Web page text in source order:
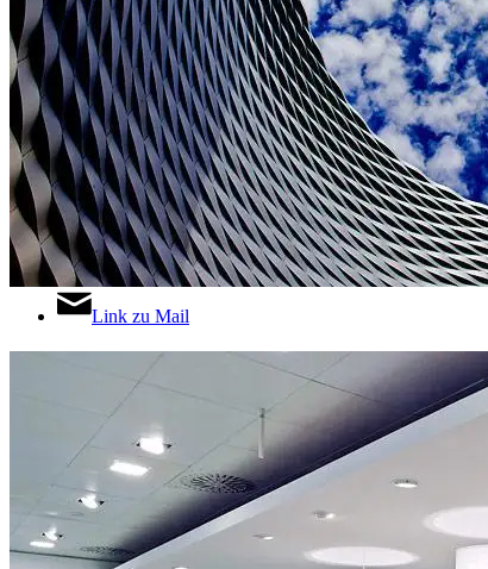
Link zu LinkedIn
Link zu Xing
Link zu Mail